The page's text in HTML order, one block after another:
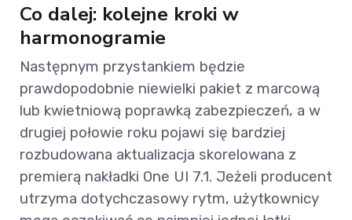
Co dalej: kolejne kroki w
harmonogramie
Następnym przystankiem będzie
prawdopodobnie niewielki pakiet z marcową
lub kwietniową poprawką zabezpieczeń, a w
drugiej połowie roku pojawi się bardziej
rozbudowana aktualizacja skorelowana z
premierą nakładki One UI 7.1. Jeżeli producent
utrzyma dotychczasowy rytm, użytkownicy